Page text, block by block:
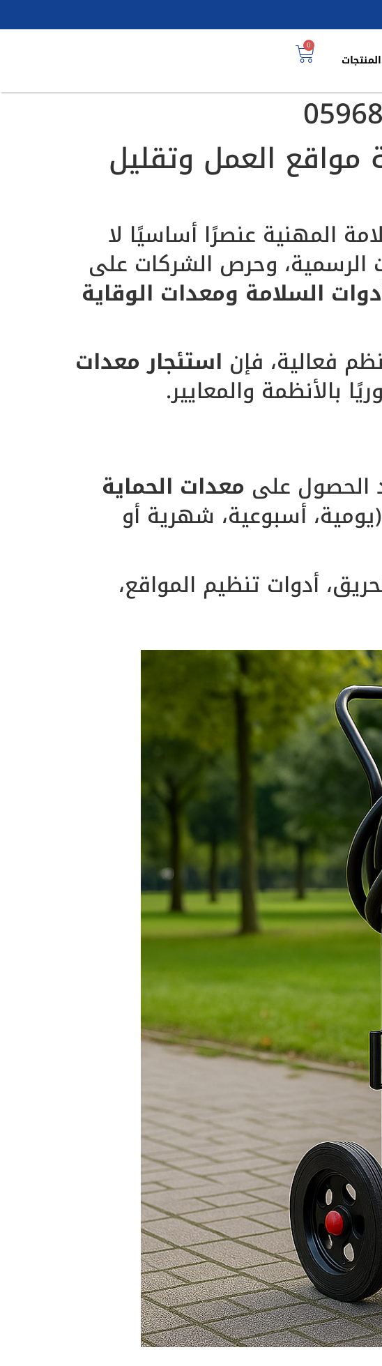
0
مواقع العمل وتقليل
المهنية عنصرًا أساسيًا لا
الرسمية، وحرص الشركات على
السلامة ومعدات الوقاية
فعالية، فإن استئجار معدات
بالأنظمة والمعايير.
الحصول على معدات الحماية
أسبوعية، شهرية أو
أدوات تنظيم المواقع،